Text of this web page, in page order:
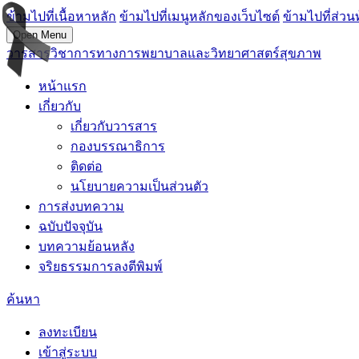
ข้ามไปที่เนื้อหาหลัก ข้ามไปที่เมนูหลักของเว็บไซต์ ข้ามไปที่ส่วน
Open Menu
วารสารวิชาการทางการพยาบาลและวิทยาศาสตร์สุขภาพ
หน้าแรก
เกี่ยวกับ
เกี่ยวกับวารสาร
กองบรรณาธิการ
ติดต่อ
นโยบายความเป็นส่วนตัว
การส่งบทความ
ฉบับปัจจุบัน
บทความย้อนหลัง
จริยธรรมการลงตีพิมพ์
ค้นหา
ลงทะเบียน
เข้าสู่ระบบ